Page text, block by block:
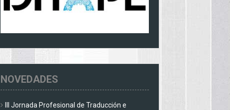
NOVEDADES
III Jornada Profesional de Traducción e